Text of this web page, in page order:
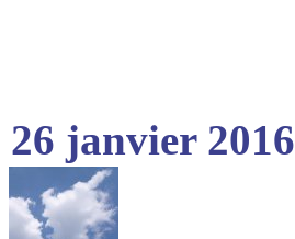
26 janvier 2016